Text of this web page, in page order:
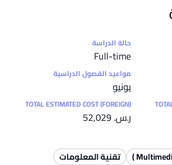
حالة الدراسة
Full-time
مواعيد الفصول الدراسية
يونيو
TOTAL ESTIMATED COST (FOREIGN)
ر.س.‏ 52,029
تقنية المعلومات